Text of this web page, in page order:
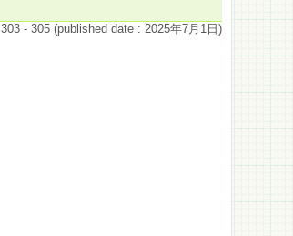
- 305 (published date : 2025年7月1日)